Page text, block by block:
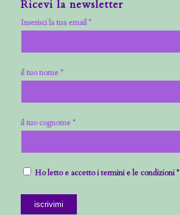
Ricevi la newsletter
Inserisci la tua email *
il tuo nome *
il tuo cognome *
Ho letto e accetto i termini e le condizioni *